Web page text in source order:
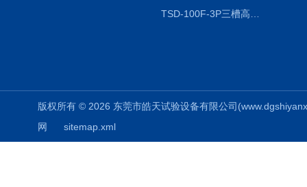
版权所有 © 2026 东莞市皓天试验设备有限公司
网
sitemap.xml